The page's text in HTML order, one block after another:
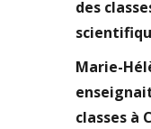
des
Marie-
classes à